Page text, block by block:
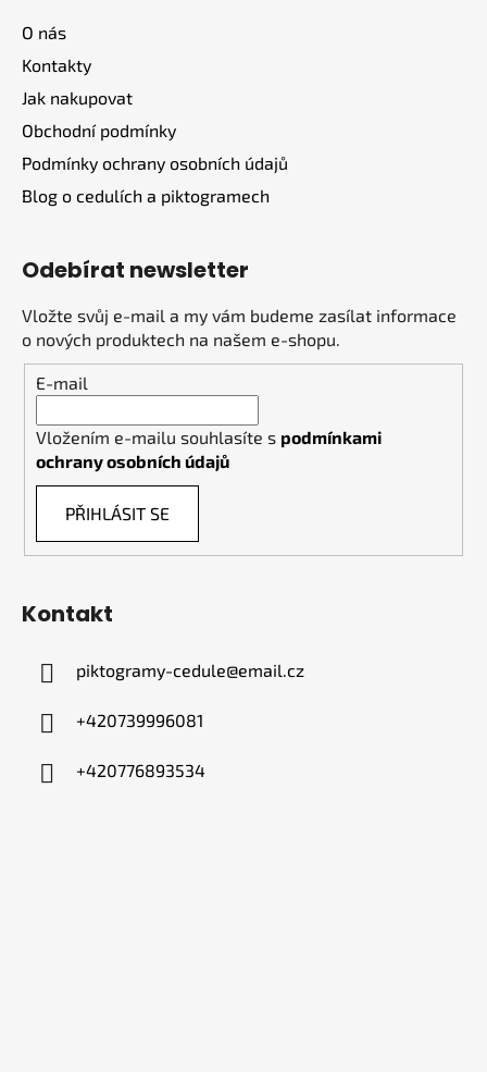
O nás
Kontakty
Jak nakupovat
Obchodní podmínky
Podmínky ochrany osobních údajů
Blog o cedulích a piktogramech
Odebírat newsletter
Vložte svůj e-mail a my vám budeme zasílat informace
o nových produktech na našem e-shopu.
E-mail
Vložením e-mailu souhlasíte s podmínkami
ochrany osobních údajů
PŘIHLÁSIT SE
Kontakt
piktogramy-cedule@email.cz
+420739996081
+420776893534